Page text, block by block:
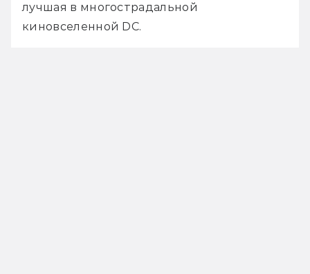
лучшая в многострадальной
киновселенной DC.